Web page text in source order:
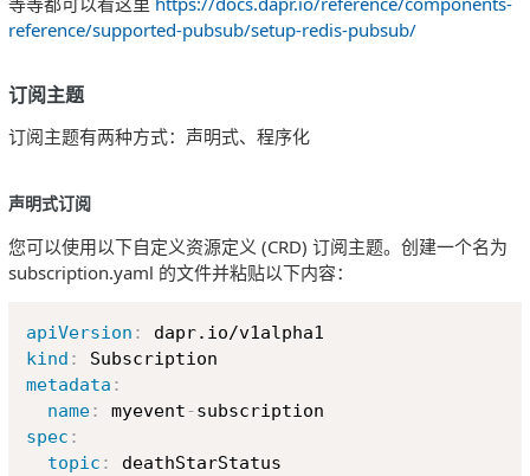
reference/supported-pubsub/setup-redis-pubsub/
订阅主题
订阅主题有两种方式：声明式、程序化
声明式订阅
您可以使用以下自定义资源定义 (CRD) 订阅主题。创建一个名为
subscription.yaml 的文件并粘贴以下内容：
apiVersion :
kind :
metadata :
name: myevent-
spec :
topic :
deathStarStatus